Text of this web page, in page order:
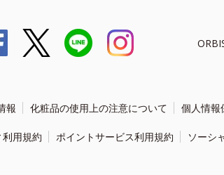
報 化粧品の使用上の注意について 個人情報
用規約 ポイントサービス利用規約 ソーシ